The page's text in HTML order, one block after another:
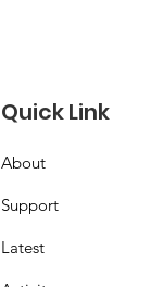
Quick Link
About
Support
Latest